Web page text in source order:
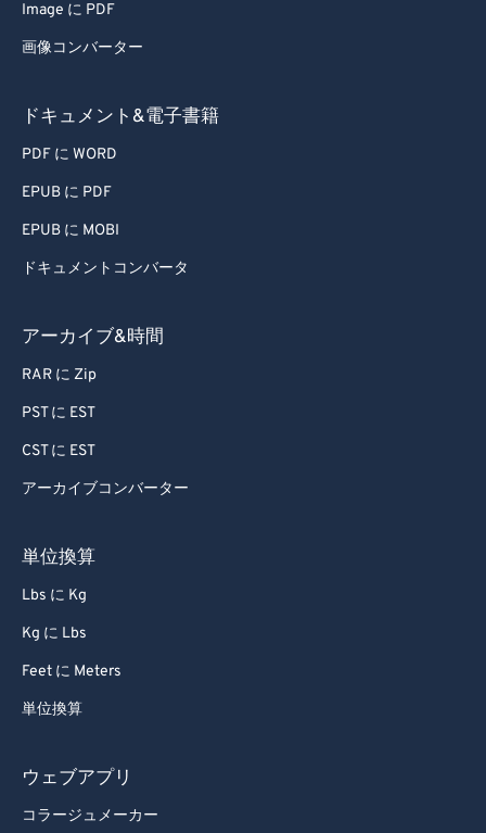
Image に PDF
画像コンバーター
ドキュメント&電子書籍
PDF に WORD
EPUB に PDF
EPUB に MOBI
ドキュメントコンバータ
アーカイブ&時間
RAR に Zip
PST に EST
CST に EST
アーカイブコンバーター
単位換算
Lbs に Kg
Kg に Lbs
Feet に Meters
単位換算
ウェブアプリ
コラージュメーカー